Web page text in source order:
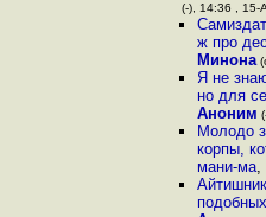
(-), 14:36 , 15-
ж про
Минона
Я не
но для
Аноним
Молодо
корпы,
мани-ма,